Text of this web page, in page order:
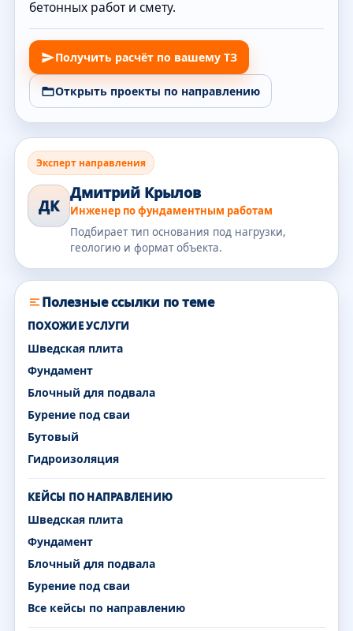
бетонных работ и смету.
Получить расчёт по вашему ТЗ
Открыть проекты по направлению
Эксперт направления
ДК
Дмитрий Крылов
Инженер по фундаментным работам
Подбирает тип основания под нагрузки,
геологию и формат объекта.
Полезные ссылки по теме
ПОХОЖИЕ УСЛУГИ
Шведская плита
Фундамент
Блочный для подвала
Бурение под сваи
Бутовый
Гидроизоляция
КЕЙСЫ ПО НАПРАВЛЕНИЮ
Шведская плита
Фундамент
Блочный для подвала
Бурение под сваи
Все кейсы по направлению